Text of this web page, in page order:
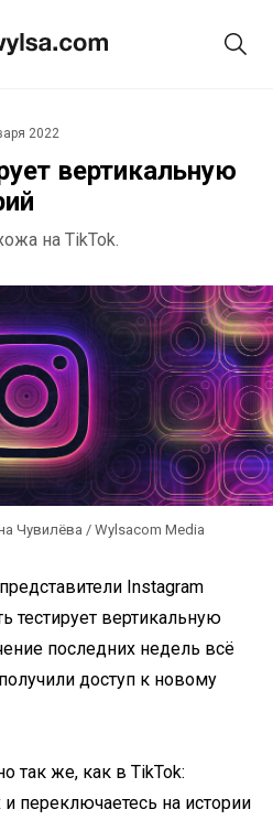
2022
вертикальную
на TikTok.
Чувилёва / Wylsacom Media
Instagram
тестирует вертикальную
последних недель всё
доступ к новому
так же, как в TikTok:
переключаетесь на истории